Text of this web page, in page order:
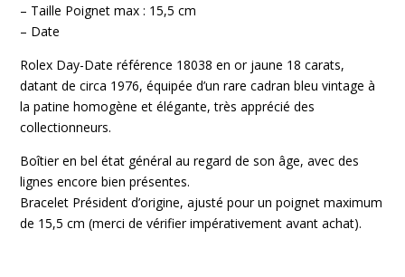
– Taille Poignet max : 15,5 cm
– Date
Rolex Day-Date référence 18038 en or jaune 18 carats,
datant de circa 1976, équipée d’un rare cadran bleu vintage à
la patine homogène et élégante, très apprécié des
collectionneurs.
Boîtier en bel état général au regard de son âge, avec des
lignes encore bien présentes.
Bracelet Président d’origine, ajusté pour un poignet maximum
de 15,5 cm (merci de vérifier impérativement avant achat).